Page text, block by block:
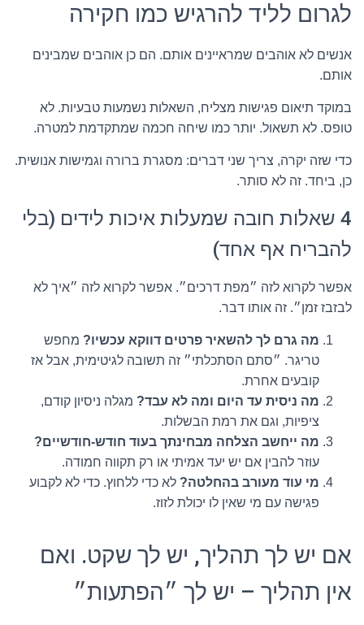
לגרום לליד להרגיש כמו חקירה
אנשים לא אוהבים שמראיינים אותם. הם כן אוהבים שמבינים
אותם.
במוקד תיאום פגישות מצליח, השאלות נשמעות טבעיות. לא
טופס. לא תשאול. יותר כמו שיחה חכמה שמתקדמת למטרה.
כדי שזה יקרה, צריך שני דברים: מסגרת ברורה וגמישות אנושית.
כן, ביחד. זה לא סותר.
4 שאלות חובה שמעלות איכות לידים (בלי
להבריח אף אחד)
אפשר לקרוא לזה ״מפת דרכים״. אפשר לקרוא לזה ״איך לא
לבזבז זמן״. זה אותו דבר.
מה גרם לך להשאיר פרטים דווקא עכשיו? מחפש
טריגר. ״סתם הסתכלתי״ זה תשובה לגיטימית, אבל אז
קובעים אחרת.
מה ניסית עד היום ומה לא עבד? מגלה ניסיון קודם,
ציפיות, וגם את רמת הבשלות.
מה ייחשב הצלחה מבחינתך בעוד חודש-חודשיים?
עוזר להבין אם יש יעד אמיתי או רק תקווה חמודה.
מי עוד מעורב בהחלטה? לא כדי ללחוץ. כדי לא לקבוע
פגישה עם מי שאין לו יכולת לזוז.
אם יש לך תהליך, יש לך שקט. ואם
אין תהליך – יש לך ״הפתעות״